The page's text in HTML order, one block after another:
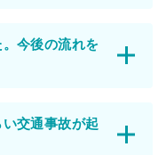
今後の流れを
交通事故が起